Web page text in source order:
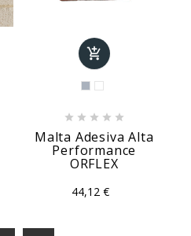

    
Malta Adesiva Alta
Performance
ORFLEX
44,12 €